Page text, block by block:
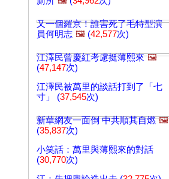
又一個羅京！誰害死了毛特型演
員何明志 🖼️ (42,577次)
江澤民曾慶紅考慮挺薄熙來 🖼️
(47,147次)
江澤民被萬里的談話打到了「七
寸」 (37,545次)
新華網友一面倒 中共順其自燃 🖼️
(35,837次)
小笑話：萬里與薄熙來的對話
(30,770次)